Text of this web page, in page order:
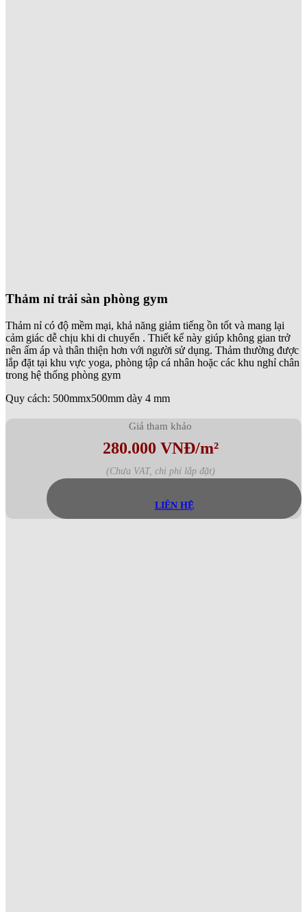
Thảm nỉ trải sàn phòng gym
Thảm nỉ có độ mềm mại, khả năng giảm tiếng ồn tốt và mang lại
cảm giác dễ chịu khi di chuyển . Thiết kế này giúp không gian trở
nên ấm áp và thân thiện hơn với người sử dụng. Thảm thường được
lắp đặt tại khu vực yoga, phòng tập cá nhân hoặc các khu nghỉ chân
trong hệ thống phòng gym
Quy cách: 500mmx500mm dày 4 mm
Giá tham khảo
280.000 VNĐ/m²
(Chưa VAT, chi phí lắp đặt)
LIÊN HỆ